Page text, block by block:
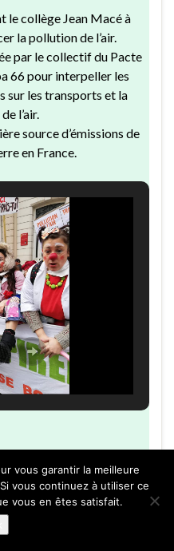
le collège Jean Macé à
la pollution de l’air.
par le collectif du Pacte
66 pour interpeller les
sur les transports et la
l’air.
source d’émissions de
en France.
vous garantir la meilleure
vous continuez à utiliser ce
vous en êtes satisfait.